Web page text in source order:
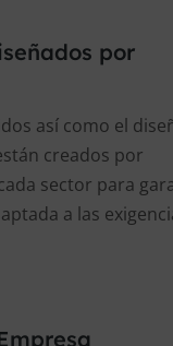
por
así como el
creados por
sector para
a las